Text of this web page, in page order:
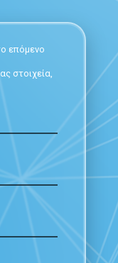
επόμενο
στοιχεία,